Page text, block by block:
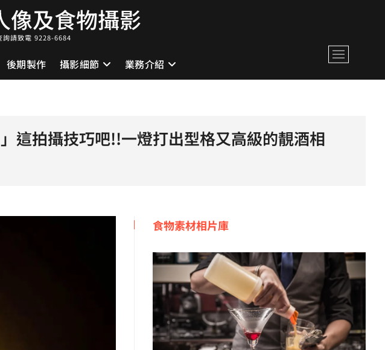
及食物攝影
詢請致電 9228-6684
後期製作 攝影細節 業務介紹
M
e
n
這拍攝技巧吧!!一燈打出型格又高級的靚酒相
食物素材相片庫